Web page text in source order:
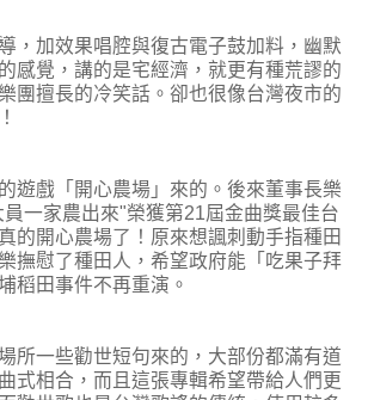
加效果唱腔與復古電子鼓加料，幽默
感覺，講的是宅經濟，就更有種荒謬的
團擅長的冷笑話。卻也很像台灣夜市的
戲「開心農場」來的。後來董事長樂
一家農出來"榮獲第21屆金曲獎最佳台
的開心農場了！原來想諷刺動手指種田
撫慰了種田人，希望政府能「吃果子拜
稻田事件不再重演。
一些勸世短句來的，大部份都滿有道
式相合，而且這張專輯希望帶給人們更